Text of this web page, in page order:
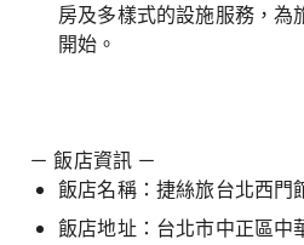
房及多樣式的設施服務，為
開始。
－ 飯店資訊 －
飯店名稱：捷絲旅台北西門
飯店地址：台北市中正區中